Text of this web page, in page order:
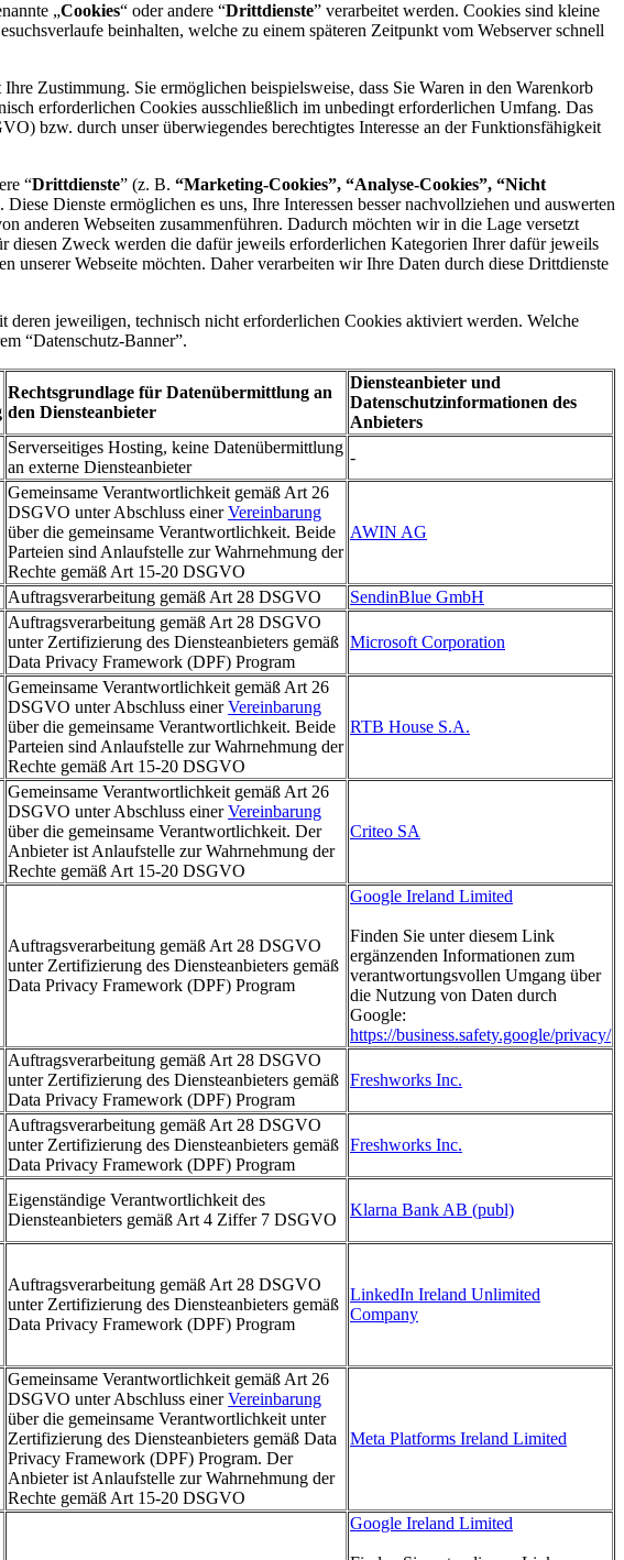
„Cookies“ oder andere “Drittdienste” verarbeitet werden. Cookies sind kleine
beinhalten, welche zu einem späteren Zeitpunkt vom Webserver schnell
Zustimmung. Sie ermöglichen beispielsweise, dass Sie Waren in den Warenkorb
erforderlichen Cookies ausschließlich im unbedingt erforderlichen Umfang. Das
bzw. durch unser überwiegendes berechtigtes Interesse an der Funktionsfähigkeit
“Drittdienste” (z. B. “Marketing-Cookies”, “Analyse-Cookies”, “Nicht
Diese Dienste ermöglichen es uns, Ihre Interessen besser nachvollziehen und auswerten
anderen Webseiten zusammenführen. Dadurch möchten wir in die Lage versetzt
diesen Zweck werden die dafür jeweils erforderlichen Kategorien Ihrer dafür jeweils
unserer Webseite möchten. Daher verarbeiten wir Ihre Daten durch diese Drittdienste
jeweiligen, technisch nicht erforderlichen Cookies aktiviert werden. Welche
“Datenschutz-Banner”.
Rechtsgrundlage für Datenübermittlung an
den Diensteanbieter
Diensteanbieter und
Datenschutzinformationen des
Anbieters
Serverseitiges Hosting, keine Datenübermittlung
an externe Diensteanbieter
-
Gemeinsame Verantwortlichkeit gemäß Art 26
DSGVO unter Abschluss einerVereinbarung
über die gemeinsame Verantwortlichkeit. Beide
Parteien sind Anlaufstelle zur Wahrnehmung der
Rechte gemäß Art 15-20 DSGVO
AWIN AG
Auftragsverarbeitung gemäß Art 28 DSGVO SendinBlue GmbH
Auftragsverarbeitung gemäß Art 28 DSGVO
unter Zertifizierung des Diensteanbieters gemäß
Data Privacy Framework (DPF) Program
Microsoft Corporation
Gemeinsame Verantwortlichkeit gemäß Art 26
DSGVO unter Abschluss einerVereinbarung
über die gemeinsame Verantwortlichkeit. Beide
Parteien sind Anlaufstelle zur Wahrnehmung der
Rechte gemäß Art 15-20 DSGVO
RTB House S.A.
Gemeinsame Verantwortlichkeit gemäß Art 26
DSGVO unter Abschluss einerVereinbarung
über die gemeinsame Verantwortlichkeit. Der
Anbieter ist Anlaufstelle zur Wahrnehmung der
Rechte gemäß Art 15-20 DSGVO
Criteo SA
Auftragsverarbeitung gemäß Art 28 DSGVO
unter Zertifizierung des Diensteanbieters gemäß
Data Privacy Framework (DPF) Program
Google Ireland Limited
Finden Sie unter diesem Link
ergänzenden Informationen zum
verantwortungsvollen Umgang über
die Nutzung von Daten durch
Google:
https://business.safety.google/privacy/
Auftragsverarbeitung gemäß Art 28 DSGVO
unter Zertifizierung des Diensteanbieters gemäß
Data Privacy Framework (DPF) Program
Freshworks Inc.
Auftragsverarbeitung gemäß Art 28 DSGVO
unter Zertifizierung des Diensteanbieters gemäß
Data Privacy Framework (DPF) Program
Freshworks Inc.
Eigenständige Verantwortlichkeit des
Diensteanbieters gemäß Art 4 Ziffer 7 DSGVO
Klarna Bank AB (publ)
Auftragsverarbeitung gemäß Art 28 DSGVO
unter Zertifizierung des Diensteanbieters gemäß
Data Privacy Framework (DPF) Program
LinkedIn Ireland Unlimited
Company
Gemeinsame Verantwortlichkeit gemäß Art 26
DSGVO unter Abschluss einerVereinbarung
über die gemeinsame Verantwortlichkeit unter
Zertifizierung des Diensteanbieters gemäß Data
Privacy Framework (DPF) Program. Der
Anbieter ist Anlaufstelle zur Wahrnehmung der
Rechte gemäß Art 15-20 DSGVO
Meta Platforms Ireland Limited
Google Ireland Limited